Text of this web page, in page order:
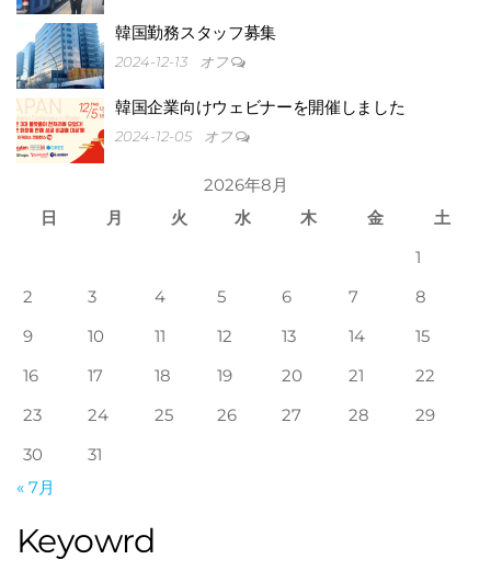
韓国勤務スタッフ募集
2024-12-13 オフ
韓国企業向けウェビナーを開催しました
2024-12-05 オフ
2026年8月
日
月 火 水 木 金
土
1
2
3 4 5 6 7
8
9
10 11 12 13 14
15
16
17 18 19 20 21
22
23
24 25 26 27 28
29
30
31
« 7月
Keyowrd